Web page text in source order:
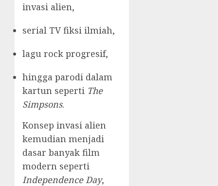
invasi alien,
serial TV fiksi ilmiah,
lagu rock progresif,
hingga parodi dalam
kartun seperti The
Simpsons.
Konsep invasi alien
kemudian menjadi
dasar banyak film
modern seperti
Independence Day,